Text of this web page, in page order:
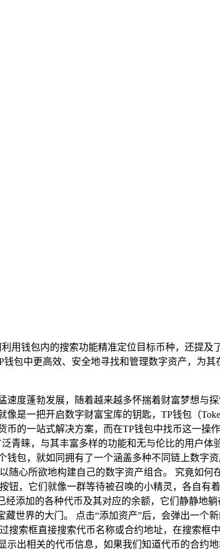
用钱包内的搜索功能精准定位目标币种，还提及
包中更高效、安全地寻找和管理数字资产，为其
度蓬勃发展，随着越来越多怀揣着财富梦想与
像是一把开启数字财富宝库的钥匙，TP钱包（
的一站式解决方案，而在TP钱包中找币这一操
青睐，与其丰富多样的功能和无与伦比的用户体
包，就如同拥有了一个涵盖多种不同链上数字
心所欲地构建自己的数字资产组合。 究竟如何
钮，它们就像一群等待被召唤的小精灵，各自有
添加的各种代币及其对应的余额，它们静静地
世界的大门。 点击“添加资产”后，会弹出一个
索框直接搜索代币名称或合约地址，在搜索框
出相关的代币信息，如果我们知道代币的合约